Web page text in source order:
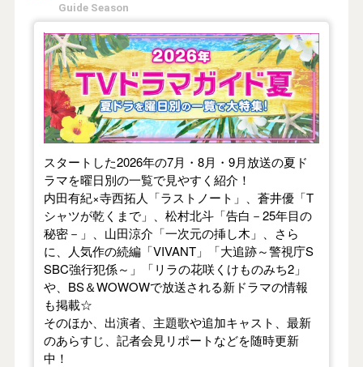
Guide Season
【2026年夏】TVドラマガイド
スタートした2026年の7月・8月・9月放送の夏ド
ラマを曜日別の一覧で見やすく紹介！
内田有紀×寺西拓人「ラストノート」、蒼井優「T
シャツが乾くまで」、松村北斗「告白－25年目の
秘密－」、山田涼介「一次元の挿し木」、さら
に、人気作の続編「VIVANT」「大追跡～警視庁S
SBC強行犯係～」「リラの花咲くけものみち2」
や、BS＆WOWOWで放送される新ドラマの情報
も掲載☆
そのほか、出演者、主題歌や追加キャスト、最新
のあらすじ、記者会見リポートなどを随時更新
中！